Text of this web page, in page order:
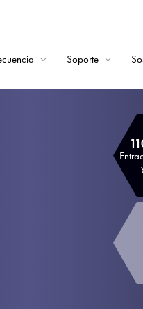
Soporte
Soporte
Empleo
Acerca de